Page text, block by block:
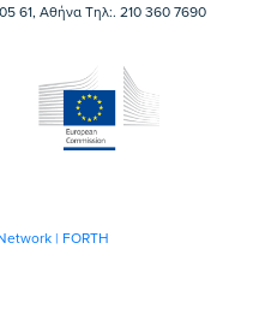
61, Αθήνα Τηλ:. 210 360 7690
| FORTH